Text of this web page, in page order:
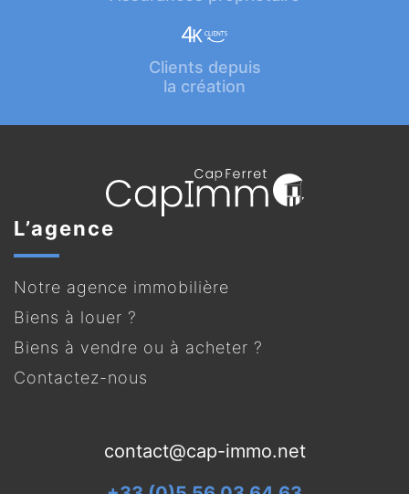
Clients depuis
la création
L’agence
Notre agence immobilière
Biens à louer ?
Biens à vendre ou à acheter ?
Contactez-nous
contact@cap-immo.net